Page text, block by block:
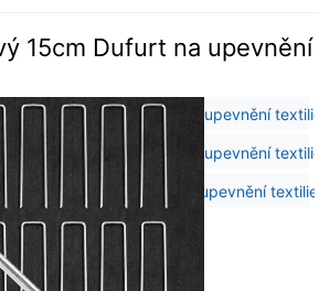
15cm Dufurt na upevnění